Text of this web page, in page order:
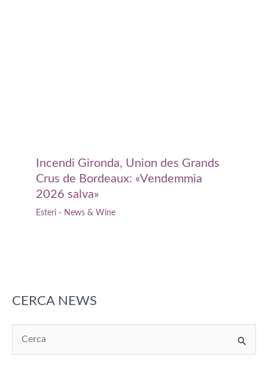
Incendi Gironda, Union des Grands
Crus de Bordeaux: «Vendemmia
2026 salva»
Esteri - News & Wine
CERCA NEWS
e